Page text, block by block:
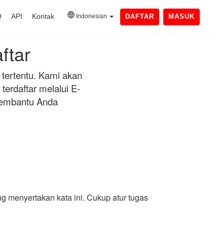
API Kontak Indonesian DAFTAR MASUK
Kami akan
melalui E-
Anda
menyertakan kata ini. Cukup atur tugas